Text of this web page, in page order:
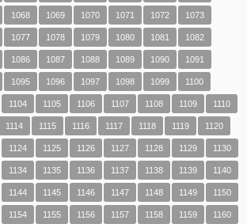
1068 1069 1070 1071 1072 1073
1077 1078 1079 1080 1081 1082
1086 1087 1088 1089 1090 1091
1095 1096 1097 1098 1099 1100
1104 1105 1106 1107 1108 1109 1110
1114 1115 1116 1117 1118 1119 1120
1124 1125 1126 1127 1128 1129 1130
1134 1135 1136 1137 1138 1139 1140
1144 1145 1146 1147 1148 1149 1150
1154 1155 1156 1157 1158 1159 1160